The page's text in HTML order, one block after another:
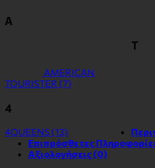
Α
ΑMERICAN
TOURISTER (7)
Τ
4
4QUEENS (13)
Επιπρόσθετες
Αξιολογήσεις (0)